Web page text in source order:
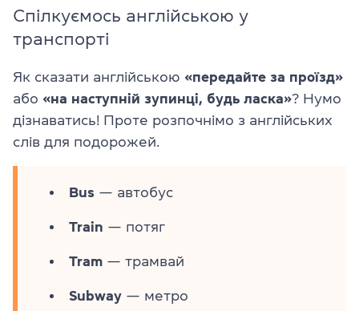
Спілкуємось англійською у
транспорті
Як сказати англійською «передайте за проїзд»
або «на наступній зупинці, будь ласка»? Нумо
дізнаватись! Проте розпочнімо з англійських
слів для подорожей.
Bus — автобус
Train — потяг
Tram — трамвай
Subway — метро